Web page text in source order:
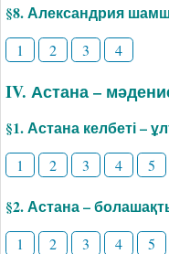
§8. Александрия
1 2 3 4
IV. Астана –
§1. Астана келбеті –
1 2 3 4 5
§2. Астана –
1 2 3 4 5